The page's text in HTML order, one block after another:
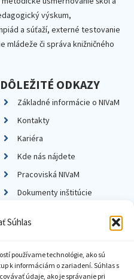
Súhlas
používame technológie, ako sú
k informáciám o zariadení. Súhlas s
údaje, ako je správanie pri
výskum,
a súťaží, externé testovanie
mládeže či správa knižničného
DÔLEŽITÉ ODKAZY
Základné informácie o NIVaM
Kontakty
Kariéra
Kde nás nájdete
Pracoviská NIVaM
Dokumenty inštitúcie